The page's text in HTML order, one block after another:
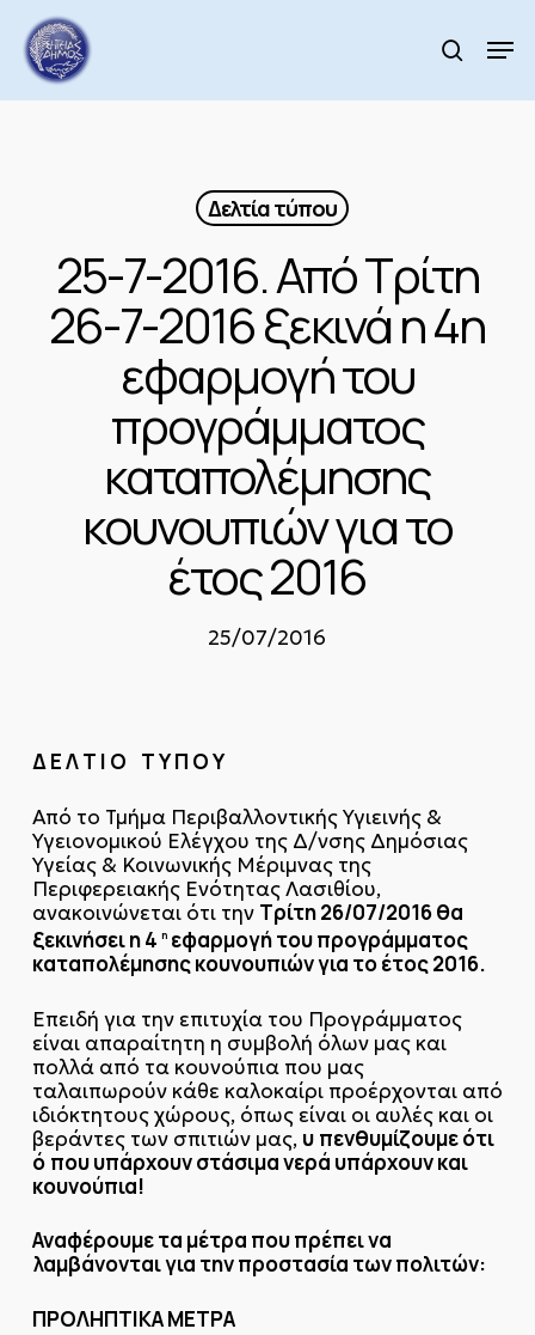
main
content
search
Δελτία τύπου
25-7-2016. Από Τρίτη
26-7-2016 ξεκινά η 4η
εφαρμογή του
προγράμματος
καταπολέμησης
κουνουπιών για το
έτος 2016
25/07/2016
Δ Ε Λ Τ Ι Ο Τ Υ Π Ο Υ
Από το Τμήμα Περιβαλλοντικής Υγιεινής &
Υγειονομικού Ελέγχου της Δ/νσης Δημόσιας
Υγείας & Κοινωνικής Μέριμνας της
Περιφερειακής Ενότητας Λασιθίου,
ανακοινώνεται ότι την Τρίτη 26/07/2016 θα
ξεκινήσει η 4 ηεφαρμογή του προγράμματος
καταπολέμησης κουνουπιών για το έτος 2016.
Επειδή για την επιτυχία του Προγράμματος
είναι απαραίτητη η συμβολή όλων μας και
πολλά από τα κουνούπια που μας
ταλαιπωρούν κάθε καλοκαίρι προέρχονται από
ιδιόκτητους χώρους, όπως είναι οι αυλές και οι
βεράντες των σπιτιών μας, υ πενθυμίζουμε ότι
ό που υπάρχουν στάσιμα νερά υπάρχουν και
κουνούπια!
Αναφέρουμε τα μέτρα που πρέπει να
λαμβάνονται για την προστασία των πολιτών:
ΠΡΟΛΗΠΤΙΚΑ ΜΕΤΡΑ
Menu